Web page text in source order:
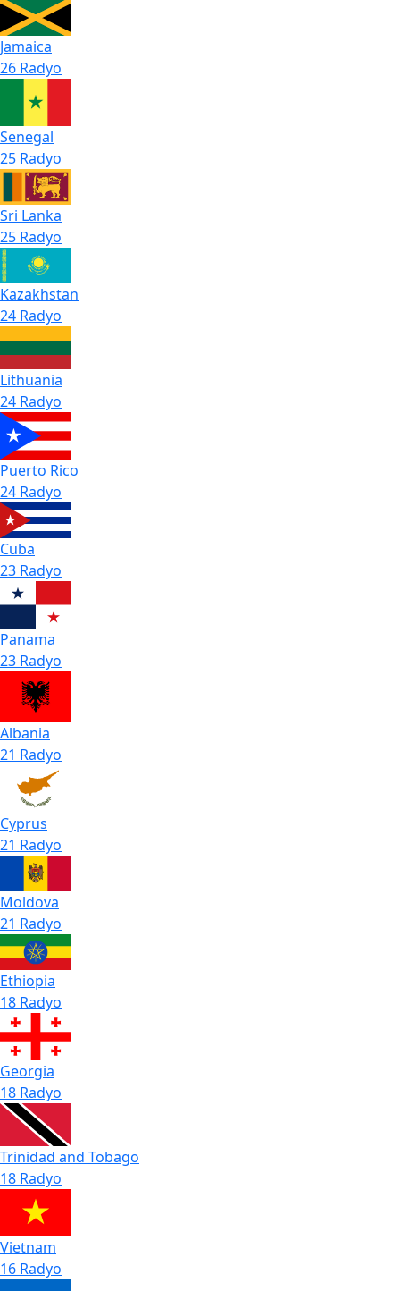
Jamaica
26 Radyo
Senegal
25 Radyo
Sri Lanka
25 Radyo
Kazakhstan
24 Radyo
Lithuania
24 Radyo
Puerto Rico
24 Radyo
Cuba
23 Radyo
Panama
23 Radyo
Albania
21 Radyo
Cyprus
21 Radyo
Moldova
21 Radyo
Ethiopia
18 Radyo
Georgia
18 Radyo
Trinidad and Tobago
18 Radyo
Vietnam
16 Radyo